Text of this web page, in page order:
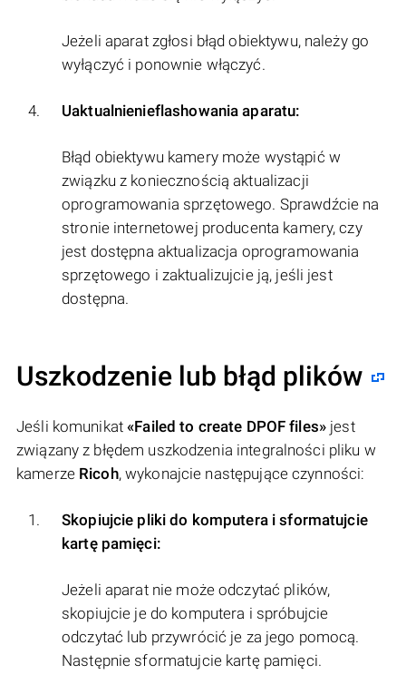
Jeżeli aparat zgłosi błąd obiektywu, należy go
wyłączyć i ponownie włączyć.
Uaktualnienieflashowania aparatu:
Błąd obiektywu kamery może wystąpić w
związku z koniecznością aktualizacji
oprogramowania sprzętowego. Sprawdźcie na
stronie internetowej producenta kamery, czy
jest dostępna aktualizacja oprogramowania
sprzętowego i zaktualizujcie ją, jeśli jest
dostępna.
Uszkodzenie lub błąd plików
Jeśli komunikat«Failed to create DPOF files» jest
związany z błędem uszkodzenia integralności pliku w
kamerze Ricoh, wykonajcie następujące czynności:
Skopiujcie pliki do komputera i sformatujcie
kartę pamięci:
Jeżeli aparat nie może odczytać plików,
skopiujcie je do komputera i spróbujcie
odczytać lub przywrócić je za jego pomocą.
Następnie sformatujcie kartę pamięci.